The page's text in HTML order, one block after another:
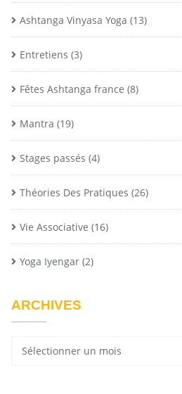
Ashtanga Vinyasa Yoga (13)
Entretiens (3)
Fêtes Ashtanga france (8)
Mantra (19)
Stages passés (4)
Théories Des Pratiques (26)
Vie Associative (16)
Yoga Iyengar (2)
ARCHIVES